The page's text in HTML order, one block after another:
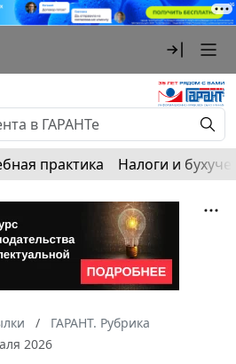
практика Налоги и
ГАРАНТ. Рубрика
2026